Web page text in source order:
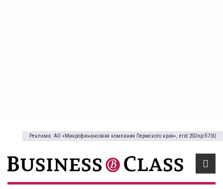
Реклама: АО «Микрофинансовая компания Пермского края», erid:2SDnjcfi73Q